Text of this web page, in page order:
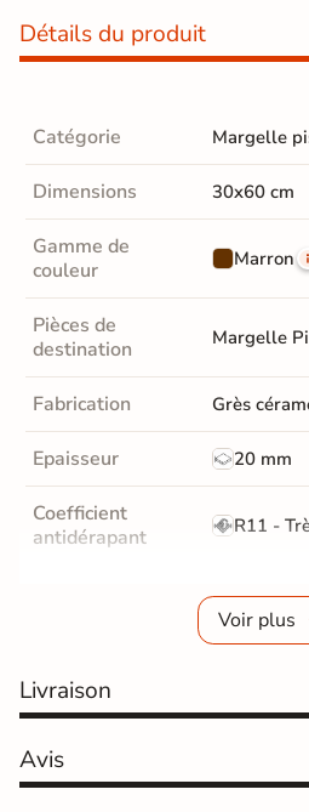
Détails du produit
Catégorie Margelle
Dimensions 30x60 cm
Gamme de
couleur
Marron
Pièces de
destination
Margelle
Fabrication Grès
Epaisseur 20 mm
Coefficient
antidérapant
R11 -
Oui
rectifié
Finition
Surface
Voir plus
Livraison
Avis